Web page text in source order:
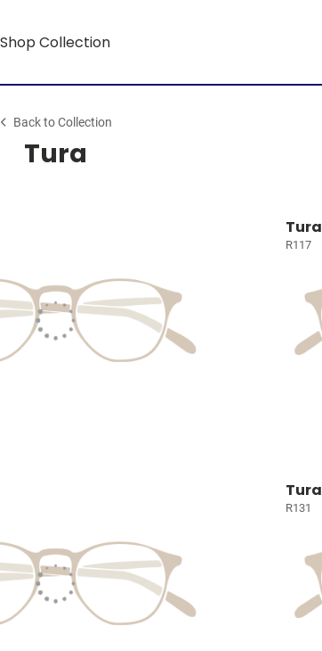
Shop Collection
Back to Collection
Tura
Tura
R117
Tura
R131